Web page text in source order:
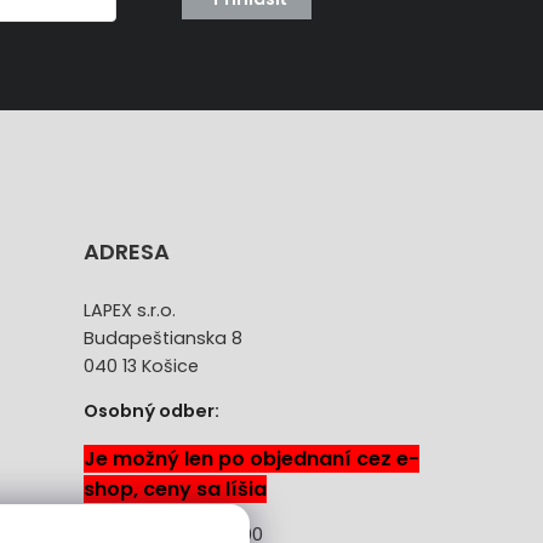
ADRESA
LAPEX s.r.o.
Budapeštianska 8
040 13 Košice
Osobný odber:
Je možný len po objednaní cez e-
shop, ceny sa líšia
Pon-Pia: 08:00 -18:00